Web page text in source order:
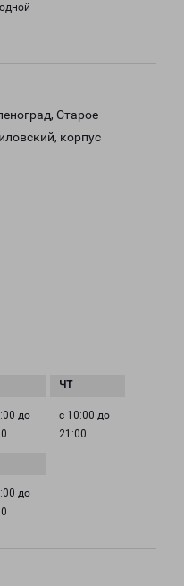
Старое
корпус
до
с 10:00 до
21:00
до